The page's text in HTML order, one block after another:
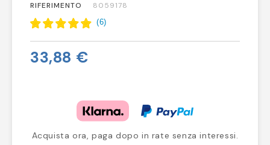
RIFERIMENTO
8059178
(6)
33,88 €
Acquista ora, paga dopo in rate senza interessi.